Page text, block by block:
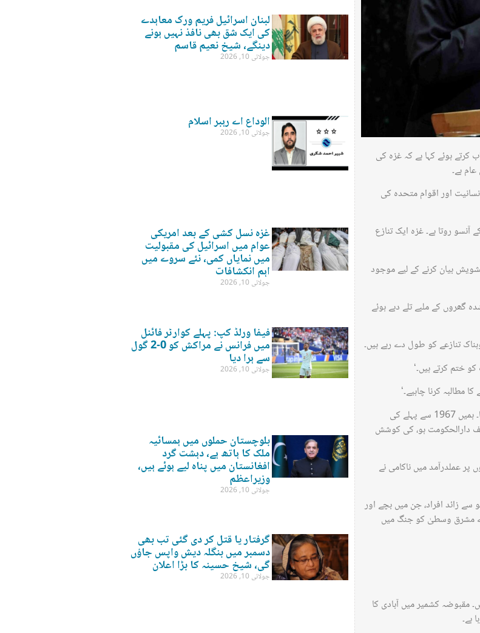
ہوئے کہا ہے کہ غزہ کی
ہے۔
اور اقوام متحدہ کی
روتا ہے۔ غزہ ایک تنازع
بیان کرنے کے لیے موجود
گھروں کے ملبے تلے دبے ہوئے
تنازعے کو طول دے رہے ہیں۔
ختم کرتے ہیں۔‘
مطالبہ کرنا چاہیے۔‘
وزیراعظم شہباز شریف نے کہا کہ ’ہمیں دو ریاستی حل کے ذریعے دیرپا امن کے لیے کام کرنا ہو گا۔ ہمیں 1967 سے پہلے کی
دارالحکومت ہو، کی کوشش
پر عملدرآمد میں ناکامی نے
سے زائد افراد، جن میں بچے اور
مشرق وسطیٰ کو جنگ میں
مقبوضہ کشمیر میں آبادی کا
ہے۔
لبنان اسرائیل فریم ورک معاہدے
کی ایک شق بھی نافذ نہیں ہونے
دینگے، شیخ نعیم قاسم
جولائی 10, 2026
الوداع اے رہبر اسلام
جولائی 10, 2026
غزہ نسل کشی کے بعد امریکی
عوام میں اسرائیل کی مقبولیت
میں نمایاں کمی، نئے سروے میں
اہم انکشافات
جولائی 10, 2026
فیفا ورلڈ کپ: پہلے کوارٹر فائنل
میں فرانس نے مراکش کو 0-2 گول
سے ہرا دیا
جولائی 10, 2026
بلوچستان حملوں میں ہمسائیہ
ملک کا ہاتھ ہے، دہشت گرد
افغانستان میں پناہ لیے ہوئے ہیں،
وزیراعظم
جولائی 10, 2026
گرفتار یا قتل کر دی گئی تب بھی
دسمبر میں بنگلہ دیش واپس جاؤں
گی، شیخ حسینہ کا بڑا اعلان
جولائی 10, 2026